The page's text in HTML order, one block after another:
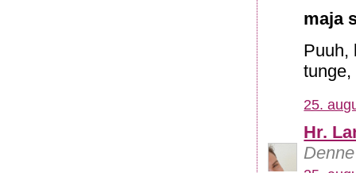
maja
Puuh,
tunge,
25.
Hr.